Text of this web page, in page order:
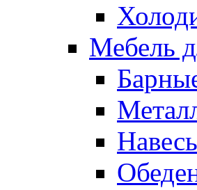
Мебель